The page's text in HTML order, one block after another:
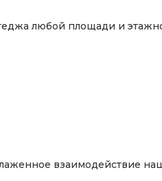
любой площади и
взаимодействие